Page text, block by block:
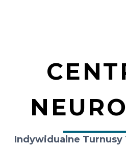
Indywidualne Turnusy